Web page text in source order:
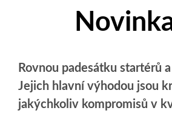
Rovnou padesátku startérů
Jejich hlavní výhodou jsou
jakýchkoliv kompromisů v